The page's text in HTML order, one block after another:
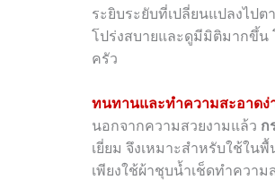
ระยิบระยับที่เปลี่ยนแปลงไป
โปร่งสบายและดูมีมิติมากขึ้น
ครัว
ทนทานและทำความสะอาดง่
นอกจากความสวยงามแล้ว ก
เยี่ยม จึงเหมาะสำหรับใช้ใ
เพียงใช้ผ้าชุบน้ำเช็ดทำความ